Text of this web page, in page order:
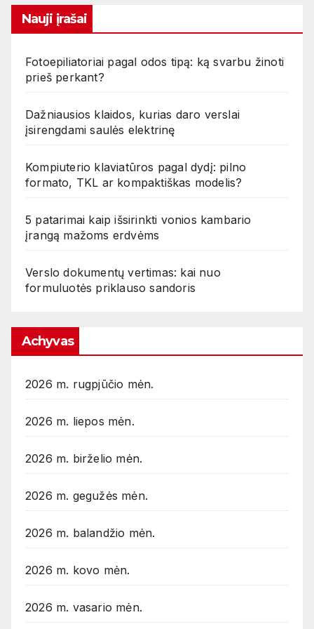
Nauji įrašai
Fotoepiliatoriai pagal odos tipą: ką svarbu žinoti
prieš perkant?
Dažniausios klaidos, kurias daro verslai
įsirengdami saulės elektrinę
Kompiuterio klaviatūros pagal dydį: pilno
formato, TKL ar kompaktiškas modelis?
5 patarimai kaip išsirinkti vonios kambario
įrangą mažoms erdvėms
Verslo dokumentų vertimas: kai nuo
formuluotės priklauso sandoris
Achyvas
2026 m. rugpjūčio mėn.
2026 m. liepos mėn.
2026 m. birželio mėn.
2026 m. gegužės mėn.
2026 m. balandžio mėn.
2026 m. kovo mėn.
2026 m. vasario mėn.